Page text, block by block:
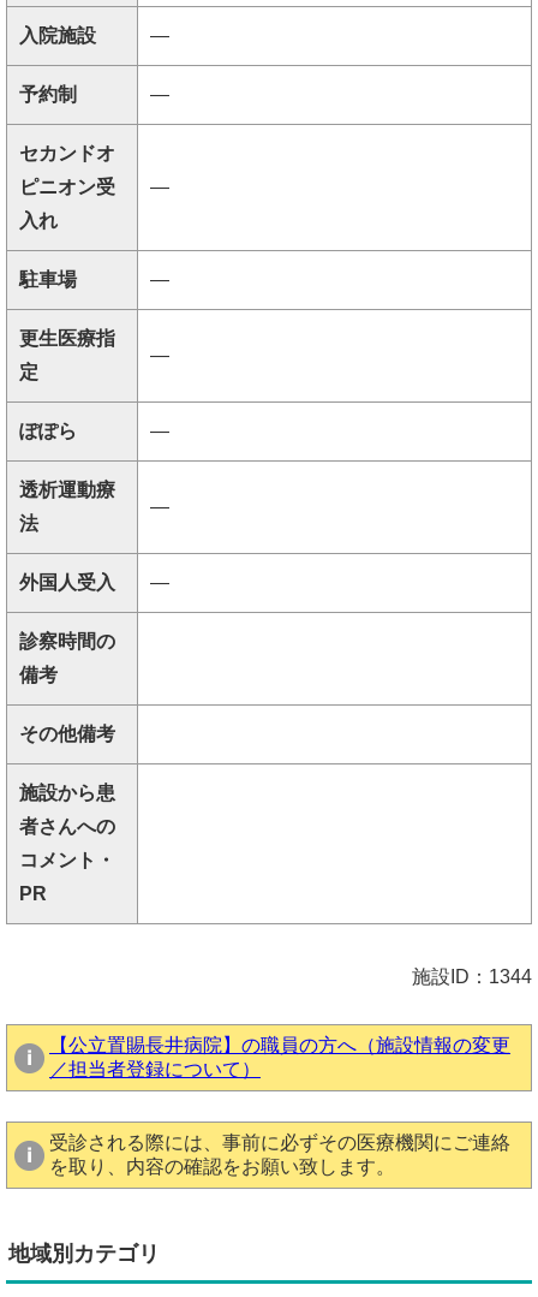
入院施設 ―
予約制 ―
セカンドオ
ピニオン受
入れ
―
駐車場 ―
更生医療指
定
―
ぽぽら ―
透析運動療
法
―
外国人受入 ―
診察時間の
備考
その他備考
施設から患
者さんへの
コメント・
PR
施設ID：1344
【公立置賜長井病院】の職員の方へ（施設情報の変更
／担当者登録について）
受診される際には、事前に必ずその医療機関にご連絡
を取り、内容の確認をお願い致します。
地域別カテゴリ